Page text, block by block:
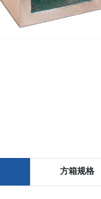
方箱规格